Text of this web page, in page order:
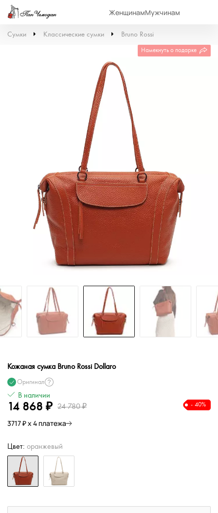
ЖенщинамМужчинам
Сумки Классические сумки Bruno Rossi
Намекнуть о подарке
Кожаная сумка Bruno Rossi Dollaro
Оригинал
В наличии
14 868 ₽ 24 780 ₽ - 40%
3717 ₽ х 4 платежа
Цвет: оранжевый